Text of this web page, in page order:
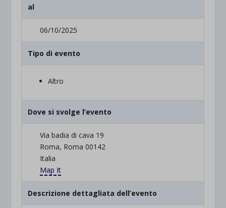
al
06/10/2025
Tipo di evento
Altro
Dove si svolge l’evento
Via badia di cava 19
Roma, Roma 00142
Italia
Map It
Descrizione dettagliata dell’evento